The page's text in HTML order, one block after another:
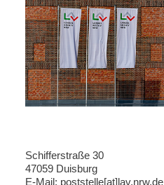
Schifferstraße 30
47059 Duisburg
E-Mail: poststelle[at]lav.nrw.de